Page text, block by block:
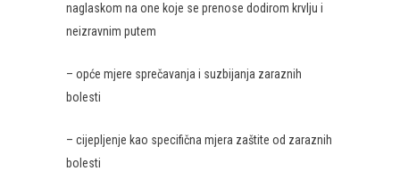
naglaskom na one koje se prenose dodirom krvlju i
neizravnim putem
– opće mjere sprečavanja i suzbijanja zaraznih
bolesti
– cijepljenje kao specifična mjera zaštite od zaraznih
bolesti